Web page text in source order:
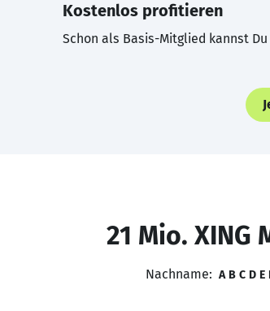
Kostenlos profitieren
Schon als Basis-Mitglied kannst
21 Mio. XING
Nachname: A B C D E